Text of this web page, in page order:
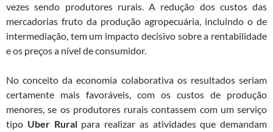
vezes sendo produtores rurais. A redução dos custos das
mercadorias fruto da produção agropecuária, incluindo o de
intermediação, tem um impacto decisivo sobre a rentabilidade
e os preços a nível de consumidor.
No conceito da economia colaborativa os resultados seriam
certamente mais favoráveis, com os custos de produção
menores, se os produtores rurais contassem com um serviço
tipo Uber Ruralpara realizar as atividades que demandam